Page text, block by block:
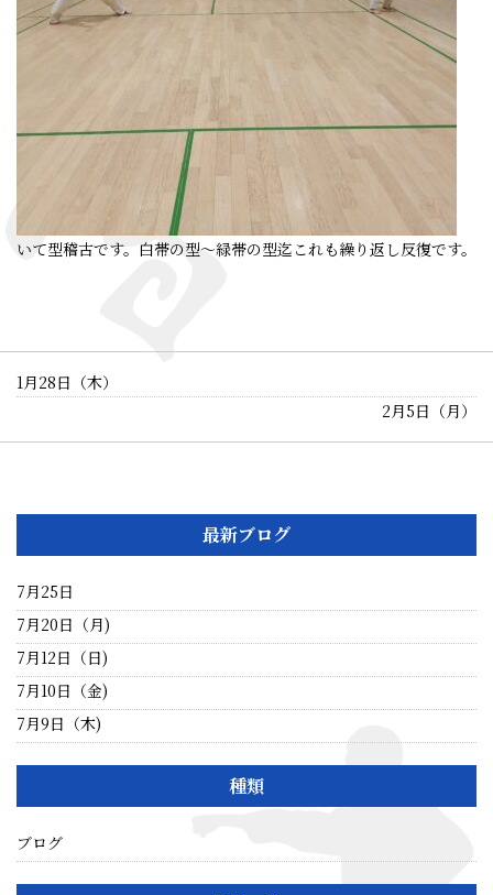
いて型稽古です。白帯の型～緑帯の型迄これも繰り返し反復です。
1月28日（木）
2月5日（月）
最新ブログ
7月25日
7月20日（月)
7月12日（日)
7月10日（金)
7月9日（木)
種類
ブログ